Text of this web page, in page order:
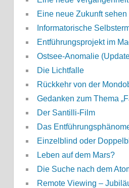
Eine neue Zukunft sehen
Informatorische
Entführungsprojekt im
Ostsee-Anomalie
Die Lichtfalle
Rückkehr von der
Gedanken zum Thema
Der Santilli-Film
Das
Einzelblind oder
Leben auf dem Mars?
Die Suche nach dem
Remote Viewing –